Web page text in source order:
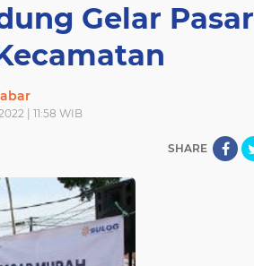
Gelar Pasar
| 11:58 WIB
SHARE